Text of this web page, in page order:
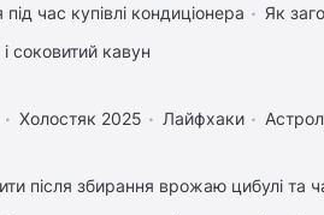
час купівлі кондиціонера
Як
соковитий кавун
Холостяк 2025 Лайфхаки
після збирання врожаю цибулі та